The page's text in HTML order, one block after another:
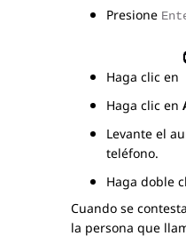
Presione
Haga clic en
Haga clic en
Levante el
teléfono.
Haga doble
Cuando se
la persona que